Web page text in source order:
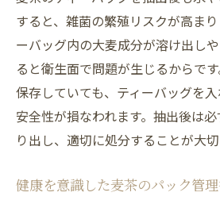
すると、雑菌の繁殖リスクが高ま
ーバッグ内の大麦成分が溶け出し
ると衛生面で問題が生じるからで
保存していても、ティーバッグを
安全性が損なわれます。抽出後は
り出し、適切に処分することが大切
健康を意識した麦茶のパック管